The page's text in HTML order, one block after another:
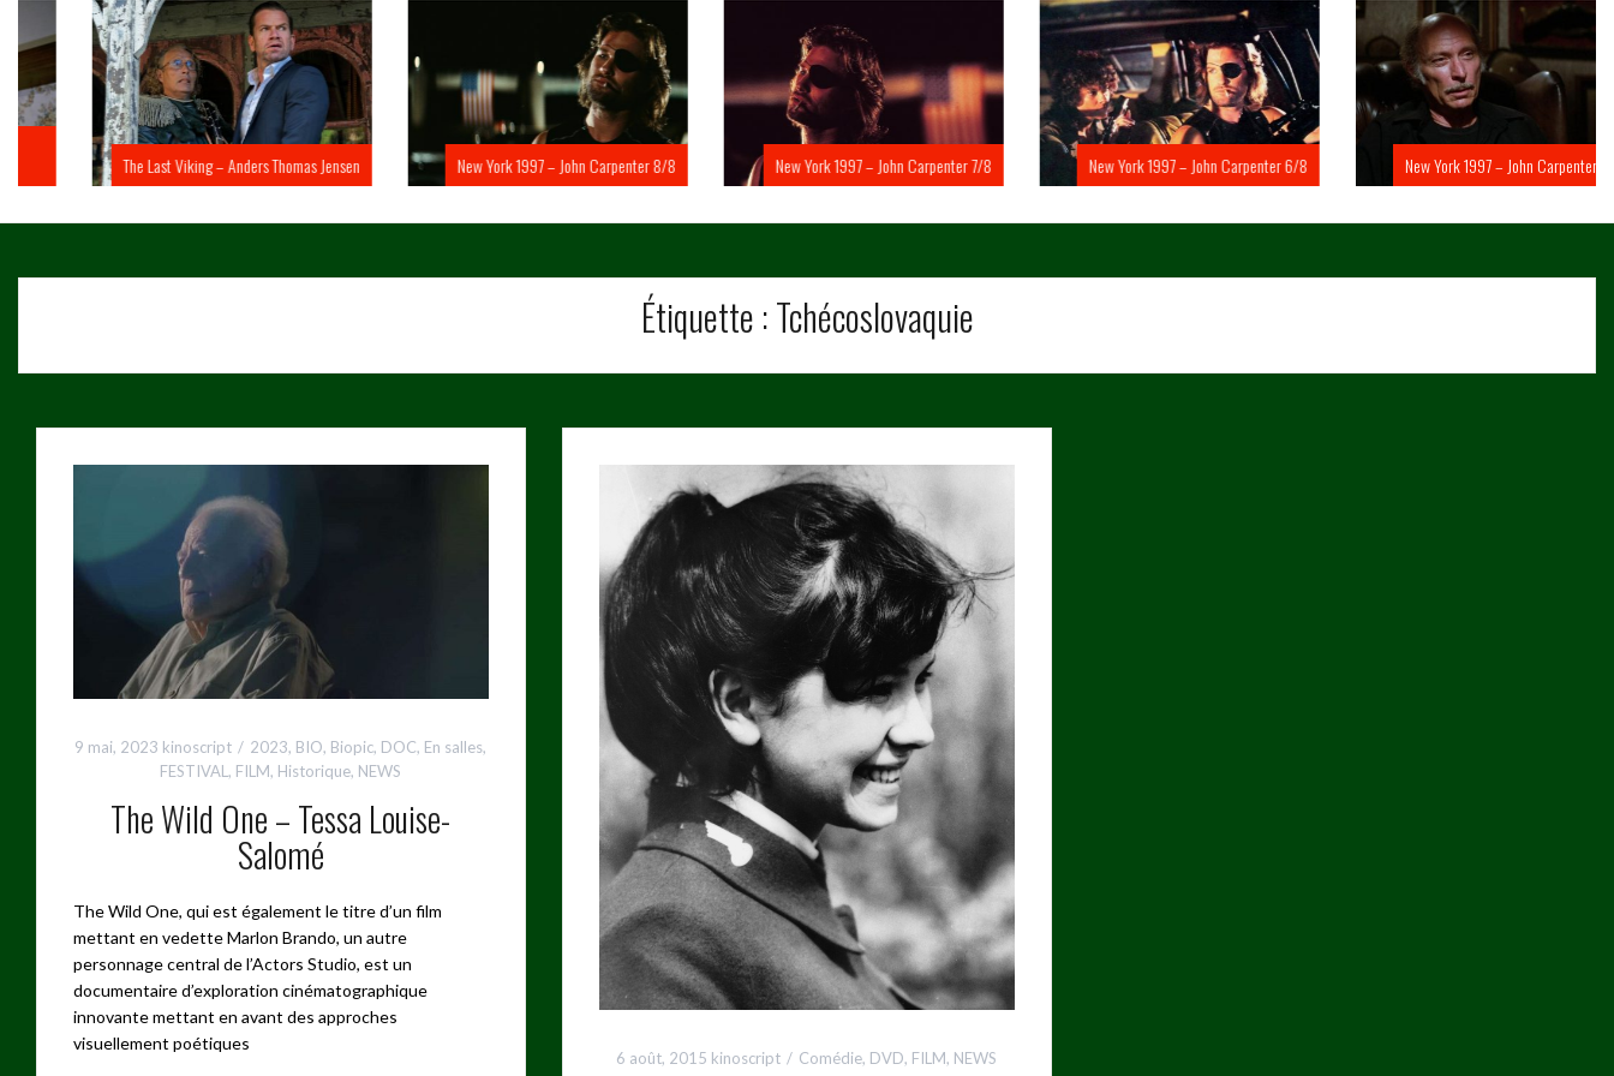
The Last Viking – Anders Thomas Jensen New York 1997 – John Carpenter 8/8 New York 1997 – John Carpenter 7/8 New York 1997 – John Carpenter 6/8 New York 1997 – John Carpenter 5/8
Étiquette :Tchécoslovaquie
9 mai, 2023 kinoscript 2023, BIO, Biopic, DOC, En salles,
FESTIVAL, FILM, Historique, NEWS
The Wild One – Tessa Louise-
Salomé
The Wild One, qui est également le titre d’un film
mettant en vedette Marlon Brando, un autre
personnage central de l’Actors Studio, est un
documentaire d’exploration cinématographique
innovante mettant en avant des approches
visuellement poétiques
6 août, 2015 kinoscript Comédie, DVD, FILM, NEWS